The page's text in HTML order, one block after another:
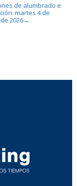
de alumbrado e
martes 4 de
2026→